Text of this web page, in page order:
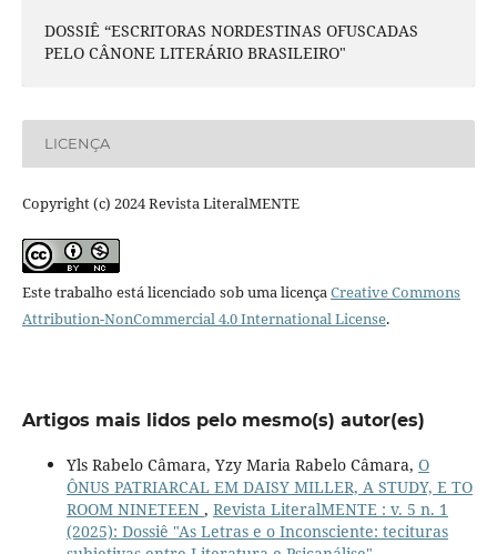
DOSSIÊ “ESCRITORAS NORDESTINAS OFUSCADAS
PELO CÂNONE LITERÁRIO BRASILEIRO"
LICENÇA
Copyright (c) 2024 Revista LiteralMENTE
Este trabalho está licenciado sob uma licençaCreative Commons
Attribution-NonCommercial 4.0 International License.
Artigos mais lidos pelo mesmo(s) autor(es)
Yls Rabelo Câmara, Yzy Maria Rabelo Câmara, O
ÔNUS PATRIARCAL EM DAISY MILLER, A STUDY, E TO
ROOM NINETEEN , Revista LiteralMENTE : v. 5 n. 1
(2025): Dossiê "As Letras e o Inconsciente: tecituras